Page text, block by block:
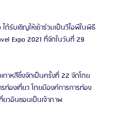
รับเชิญให้เข้าร่วมเป็นวีไอพีในพิธี
Expo 2021 ที่จัดในวันที่ 29
กาหลีซึ่งจัดเป็นครั้งที่ 22 จัดโดย
องเที่ยว โดยมีองค์การการท่อง
ยวอินชอนเป็นเจ้าภาพ